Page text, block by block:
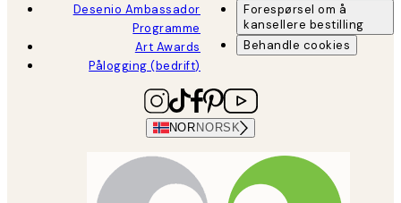
Desenio Ambassador
Programme
Art Awards
Pålogging (bedrift)
Forespørsel om å
kansellere bestilling
Behandle cookies
NOR NORSK